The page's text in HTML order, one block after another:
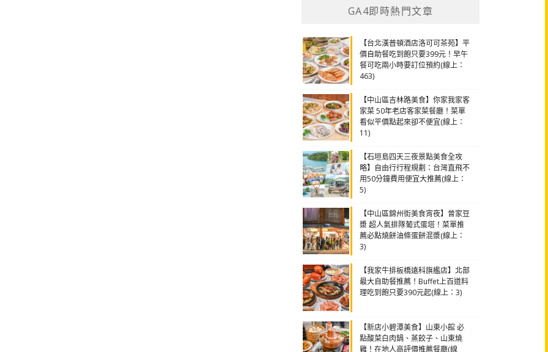
GA4即時熱門文章
【台北漢普頓酒店洛可可茶苑】平
價自助餐吃到飽只要399元！早午
餐可吃兩小時要訂位預約(線上：
463)
【中山區吉林路美食】你家我家客
家菜 50年老店客家菜餐廳！菜單
看似平價點起來卻不便宜(線上：
11)
【石垣島四天三夜景點美食全攻
略】自由行行程規劃：台灣直飛不
用50分鐘費用便宜大推薦(線上：
5)
【中山區錦州街美食宵夜】曾家豆
漿 超人氣排隊葡式蛋塔！菜單推
薦必點燒餅油條蛋餅混漿(線上：
3)
【我家牛排板橋遠科旗艦店】北部
最大自助餐推薦！Buffet上百道料
理吃到飽只要390元起(線上：3)
【新店小碧潭美食】山東小館 必
點酸菜白肉鍋、蒸餃子、山東燒
雞！在地人高評價推薦餐廳(線